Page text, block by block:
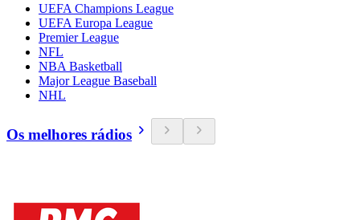
UEFA Champions League
UEFA Europa League
Premier League
NFL
NBA Basketball
Major League Baseball
NHL
Os melhores rádios